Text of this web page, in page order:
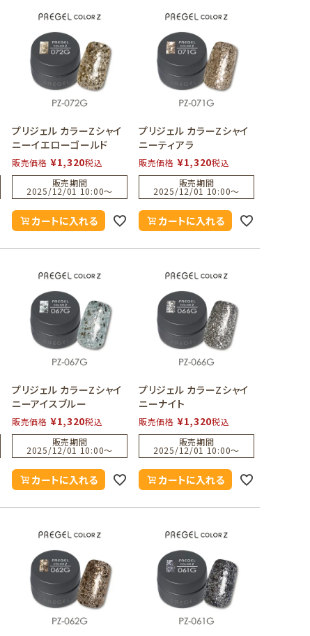
プリジェル カラーZシャイ
ニーイエローゴールド
販売価格 ¥1,320税込
販売期間
2025/12/01 10:00〜
カートに入れる
プリジェル カラーZシャイ
ニーティアラ
販売価格 ¥1,320税込
販売期間
2025/12/01 10:00〜
カートに入れる
プリジェル カラーZシャイ
ニーアイスブルー
販売価格 ¥1,320税込
販売期間
2025/12/01 10:00〜
カートに入れる
プリジェル カラーZシャイ
ニーナイト
販売価格 ¥1,320税込
販売期間
2025/12/01 10:00〜
カートに入れる